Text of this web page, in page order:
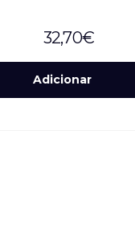
32,70€
Adicionar